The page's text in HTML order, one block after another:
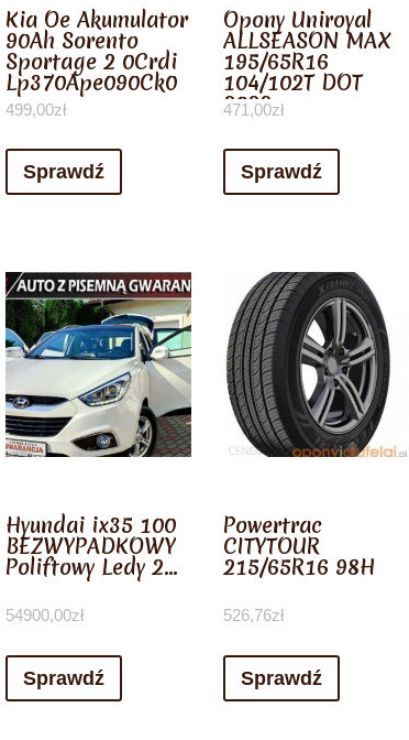
Kia Oe Akumulator
90Ah Sorento
Sportage 2 0Crdi
Lp370Ape090Ck0
499,00zł
Sprawdź
Opony Uniroyal
ALLSEASON MAX
195/65R16
104/102T DOT
2022
471,00zł
Sprawdź
Hyundai ix35 100
BEZWYPADKOWY
Poliftowy Ledy 2…
54900,00zł
Sprawdź
Powertrac
CITYTOUR
215/65R16 98H
526,76zł
Sprawdź